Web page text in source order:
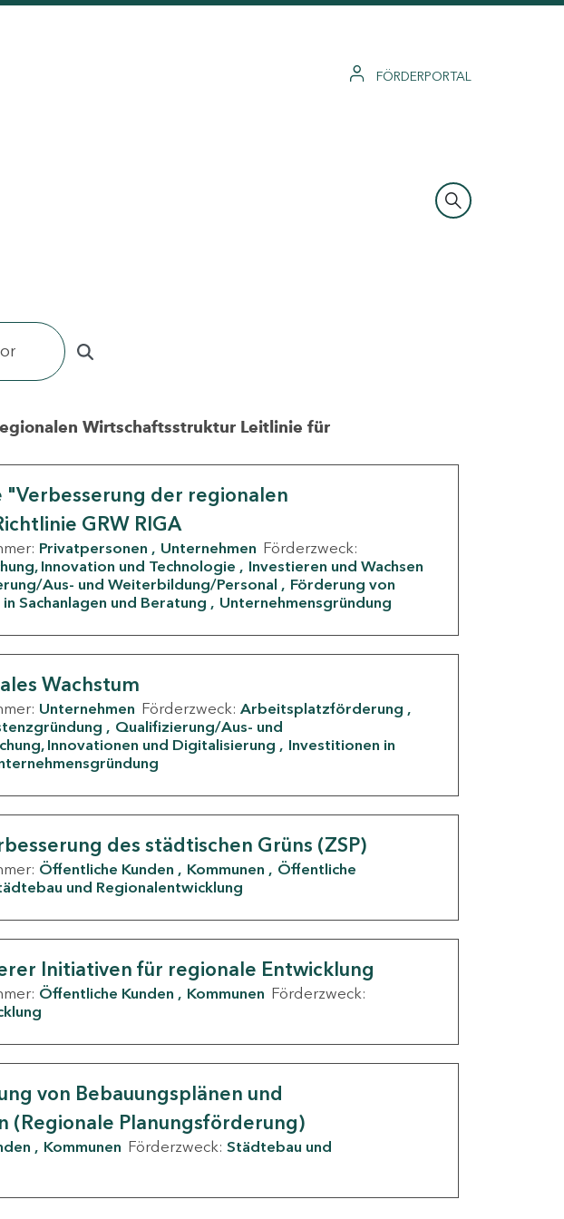
FÖRDERPORTAL
Wirtschaftsstruktur Leitlinie für
der regionalen
GRW RIGA
Privatpersonen Unternehmen Förderzweck:
Innovation und Technologie
Investieren und Wachsen
Aus- und Weiterbildung/Personal
Förderung von
Sachanlagen und Beratung Unternehmensgründung
Wachstum
Unternehmen Förderzweck: Arbeitsplatzförderung
Qualifizierung/Aus- und
Innovationen und Digitalisierung
Investitionen in
des städtischen Grüns (ZSP)
Öffentliche Kunden Kommunen
Öffentliche
und Regionalentwicklung
Initiativen für regionale Entwicklung
Öffentliche Kunden Kommunen Förderzweck:
von Bebauungsplänen und
(Regionale Planungsförderung)
Kommunen Förderzweck: Städtebau und